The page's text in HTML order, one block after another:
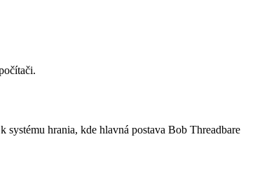
hrania, kde hlavná postava Bob Threadbare